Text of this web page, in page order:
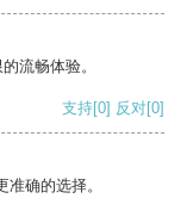
流畅体验。
支持[0] 反对[0]
确的选择。